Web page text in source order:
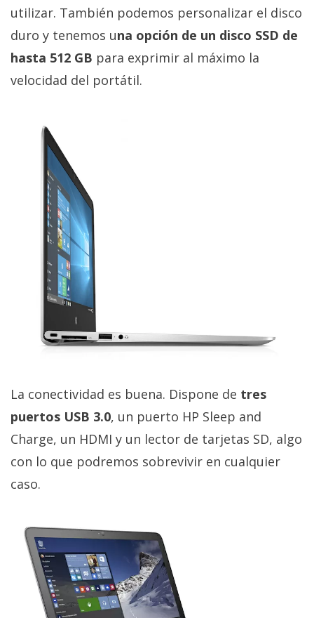
utilizar. También podemos personalizar el disco
duro y tenemos una opción de un disco SSD de
hasta 512 GB para exprimir al máximo la
velocidad del portátil.
La conectividad es buena. Dispone de tres
puertos USB 3.0, un puerto HP Sleep and
Charge, un HDMI y un lector de tarjetas SD, algo
con lo que podremos sobrevivir en cualquier
caso.